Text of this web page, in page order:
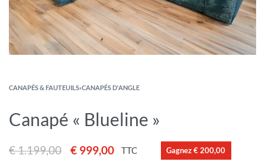
CANAPÉS & FAUTEUILS›CANAPÉS D'ANGLE
Canapé « Blueline »
€1.199,00 € 999,00 TTC Gagnez € 200,00